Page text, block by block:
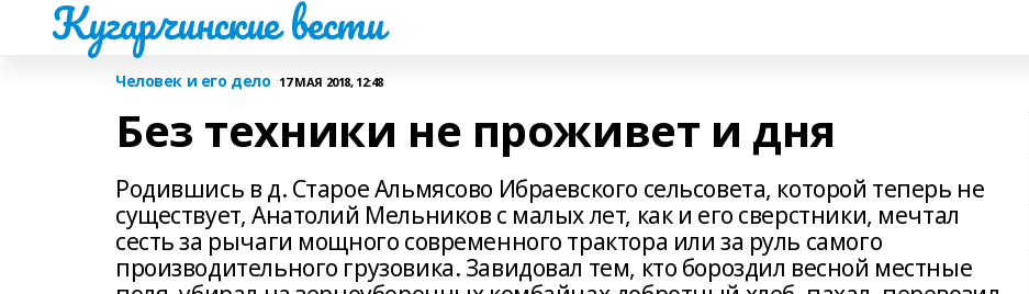
Кугарчинские вести
Человек и его дело 17 МАЯ 2018, 12:48
Без техники не проживет и дня
Родившись в д. Старое Альмясово Ибраевского сельсовета, которой теперь не
существует, Анатолий Мельников с малых лет, как и его сверстники, мечтал
сесть за рычаги мощного современного трактора или за руль самого
производительного грузовика. Завидовал тем, кто бороздил весной местные